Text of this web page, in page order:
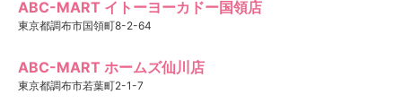
ABC-MART イトーヨーカドー国領店
東京都調布市国領町8-2-64
ABC-MART ホームズ仙川店
東京都調布市若葉町2-1-7